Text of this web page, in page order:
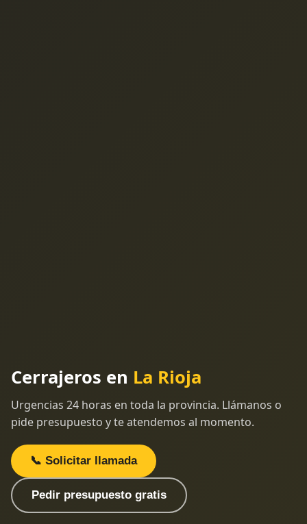
Cerrajeros en La Rioja
Urgencias 24 horas en toda la provincia. Llámanos o
pide presupuesto y te atendemos al momento.
📞 Solicitar llamada
Pedir presupuesto gratis